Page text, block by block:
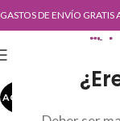
GASTOS DE ENVÍO GRATIS
AGOT
AGOTADO